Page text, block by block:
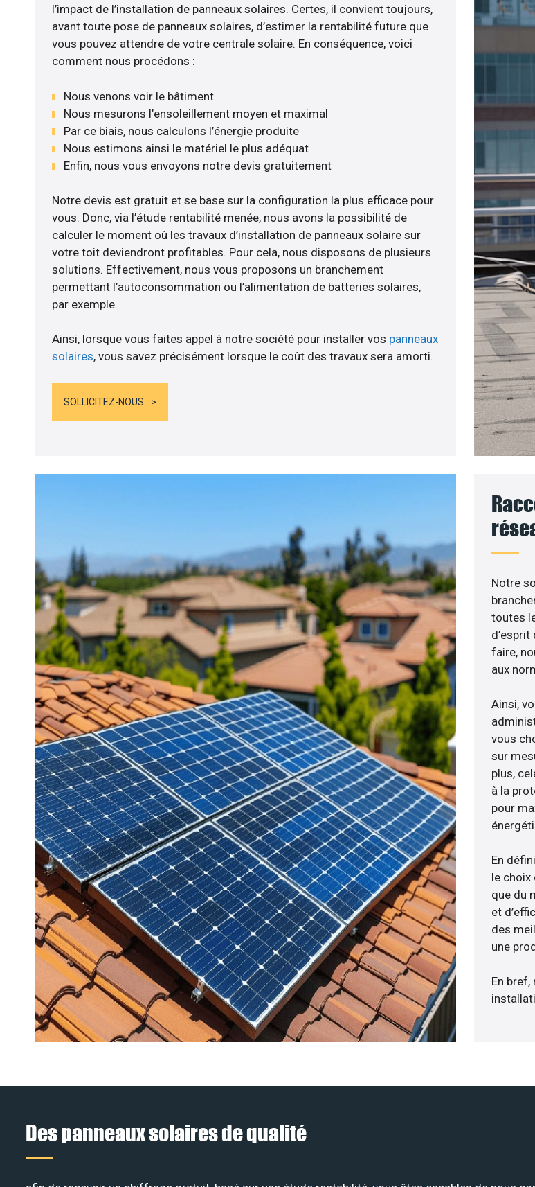
l’impact de l’installation de panneaux solaires. Certes, il convient toujours,
avant toute pose de panneaux solaires, d’estimer la rentabilité future que
vous pouvez attendre de votre centrale solaire. En conséquence, voici
comment nous procédons :
Nous venons voir le bâtiment
Nous mesurons l’ensoleillement moyen et maximal
Par ce biais, nous calculons l’énergie produite
Nous estimons ainsi le matériel le plus adéquat
Enfin, nous vous envoyons notre devis gratuitement
Notre devis est gratuit et se base sur la configuration la plus efficace pour
vous. Donc, via l’étude rentabilité menée, nous avons la possibilité de
calculer le moment où les travaux d’installation de panneaux solaire sur
votre toit deviendront profitables. Pour cela, nous disposons de plusieurs
solutions. Effectivement, nous vous proposons un branchement
permettant l’autoconsommation ou l’alimentation de batteries solaires,
par exemple.
Ainsi, lorsque vous faites appel à notre société pour installer vos panneaux
solaires, vous savez précisément lorsque le coût des travaux sera amorti.
SOLLICITEZ-NOUS
Notre
toutes
faire,
aux
Ainsi,
vous
sur
plus,
à la
pour
En
le choix
que du
et
des
une
En
Des panneaux solaires de qualité